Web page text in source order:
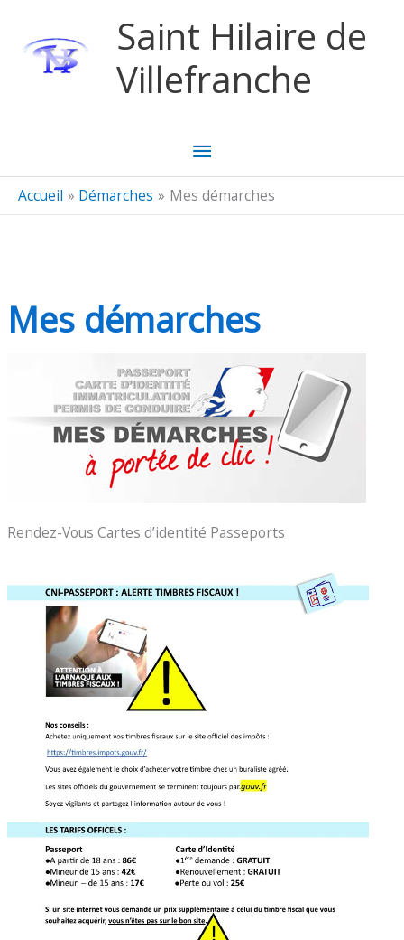
Saint Hilaire de
Villefranche
Menu
principal
Accueil Démarches Mes démarches
Mes démarches
Rendez-Vous Cartes d’identité Passeports